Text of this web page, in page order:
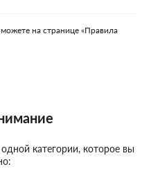
на странице «Правила
категории, которое вы